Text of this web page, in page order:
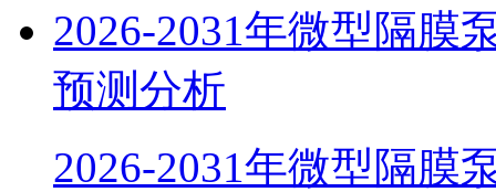
2026-2031年微型隔膜
预测分析
2026-2031年微型隔膜